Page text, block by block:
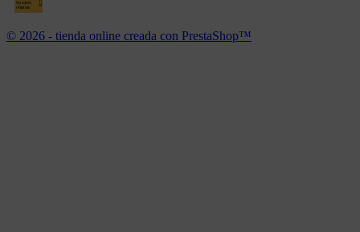
© 2026 - tienda online creada con PrestaShop™